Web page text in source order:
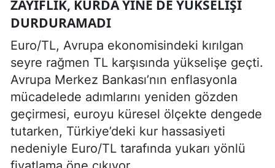
ZAYIFLIK, KURDA YINE DE YÜKSELIŞI
DURDURAMADI
Euro/TL, Avrupa ekonomisindeki kırılgan
seyre rağmen TL karşısında yükselişe geçti.
Avrupa Merkez Bankası’nın enflasyonla
mücadelede adımlarını yeniden gözden
geçirmesi, euroyu küresel ölçekte dengede
tutarken, Türkiye’deki kur hassasiyeti
nedeniyle Euro/TL tarafında yukarı yönlü